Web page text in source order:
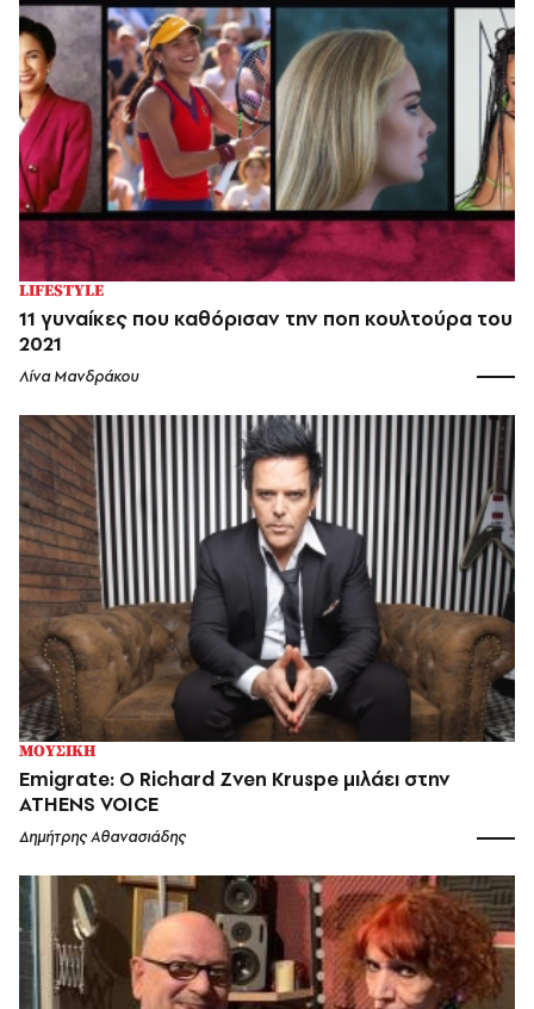
LIFESTYLE
11 γυναίκες που καθόρισαν την ποπ κουλτούρα του
2021
Λίνα Μανδράκου
ΜΟΥΣΙΚΗ
Emigrate: Ο Richard Zven Kruspe μιλάει στην
ATHENS VOICE
Δημήτρης Αθανασιάδης